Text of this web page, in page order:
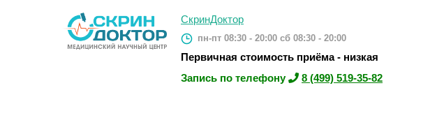
СкринДоктор
пн-пт 08:30 - 20:00 сб 08:30 - 20:00
Первичная стоимость приёма - низкая
Запись по телефону
8 (499) 519-35-82